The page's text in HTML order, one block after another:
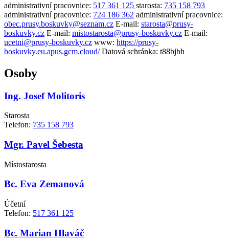
administrativní pracovnice: 517 361 125 starosta: 735 158 793
administrativní pracovnice: 724 186 362 administrativní pracovnice:
obec.prusy.boskuvky@seznam.cz E-mail: starosta@prusy-
boskuvky.cz E-mail: mistostarosta@prusy-boskuvky.cz E-mail:
ucetni@prusy-boskuvky.cz www: https://prusy-
boskuvky.eu.apus.gcm.cloud/ Datová schránka: t88bjbh
Osoby
Ing. Josef Molitoris
Starosta
Telefon: 735 158 793
Mgr. Pavel Šebesta
Místostarosta
Bc. Eva Zemanová
Účetní
Telefon: 517 361 125
Bc. Marian Hlaváč